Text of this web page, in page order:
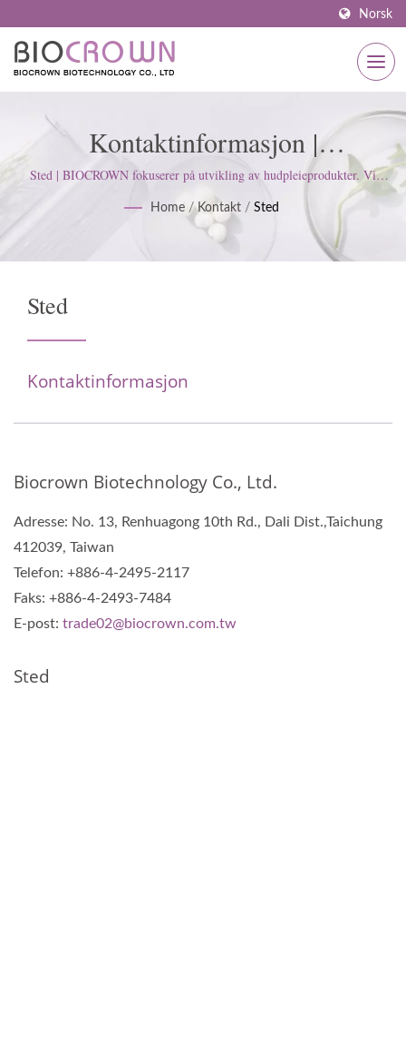
Norsk
Kontaktinformasjon |
BIOCROWN’s Avanserte
Produksjon: Rent Rom, RO-
Systemer & Kvalitetskontroll
Sted | BIOCROWN fokuserer på utvikling av hudpleieprodukter. Vi
følger ISO22716 og gode produksjonspraksiser (GMP) standarder;
opprettholder en streng holdning for å tilfredsstille kundens
forventninger.
Home / Kontakt / Sted
Sted
Kontaktinformasjon
Biocrown Biotechnology Co., Ltd.
Adresse: No. 13, Renhuagong 10th Rd., Dali Dist.,Taichung
412039, Taiwan
Telefon: +886-4-2495-2117
Faks: +886-4-2493-7484
E-post: trade02@biocrown.com.tw
Sted